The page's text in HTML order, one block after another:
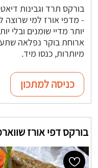
בורקס תרד וגבינות
- מדפי אורז למי שרוצה
יותר מדיי שומנים ובלי
ארוחת בוקר נפלאה
מיותרות, כנסו מיד.
כניסה למתכון
בורקס דפי אורז